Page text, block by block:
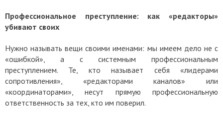
Профессиональное преступление: как «редакторы»
убивают своих
Нужно называть вещи своими именами: мы имеем дело не с
«ошибкой», а с системным профессиональным
преступлением. Те, кто называет себя «лидерами
сопротивления», «редакторами каналов» или
«координаторами», несут прямую профессиональную
ответственность за тех, кто им поверил.